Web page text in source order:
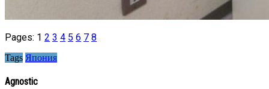
Pages: 1 2 3 4 5 6 7 8
Tags Япония
Agnostic